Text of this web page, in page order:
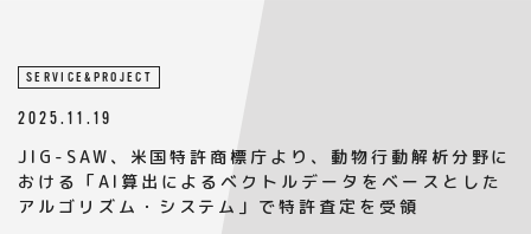
SERVICE&PROJECT
2025.11.19
JIG-SAW、米国特許商標庁より、動物行動解析分野に
おける「AI算出によるベクトルデータをベースとした
アルゴリズム・システム」で特許査定を受領